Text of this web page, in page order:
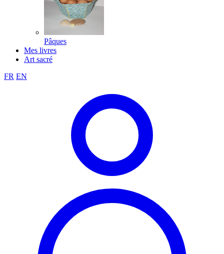
Pâques
Mes livres
Art sacré
FR EN